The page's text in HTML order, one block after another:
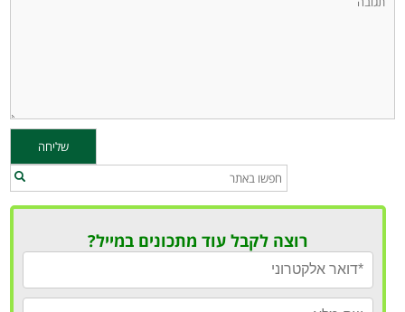
רוצה לקבל עוד מתכונים במייל?